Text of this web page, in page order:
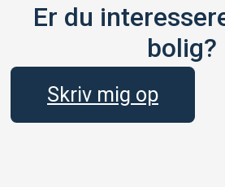
Er du
bolig?
Skriv mig op